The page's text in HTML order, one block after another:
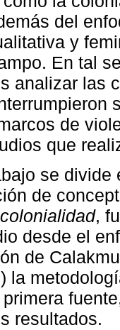
del
y
En tal
analizar las
de
que
se
de
colonialidad,
desde el
de
la
resultados.